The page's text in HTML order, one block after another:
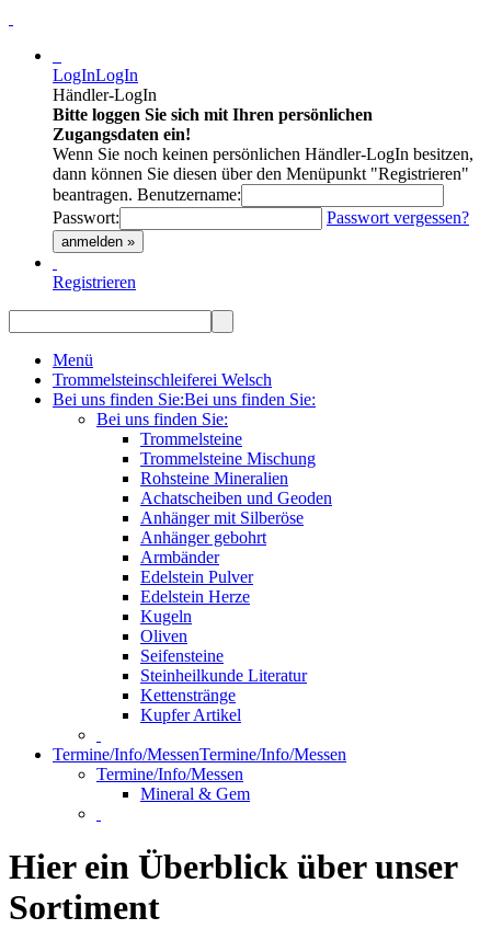
LogInLogIn
Händler-LogIn
Bitte loggen Sie sich mit Ihren persönlichen
Zugangsdaten ein!
Wenn Sie noch keinen persönlichen Händler-LogIn besitzen,
dann können Sie diesen über den Menüpunkt "Registrieren"
beantragen. Benutzername:
Passwort:
Passwort vergessen?
anmelden »
Registrieren
Menü
Trommelsteinschleiferei Welsch
Bei uns finden Sie:Bei uns finden Sie:
Bei uns finden Sie:
Trommelsteine
Trommelsteine Mischung
Rohsteine Mineralien
Achatscheiben und Geoden
Anhänger mit Silberöse
Anhänger gebohrt
Armbänder
Edelstein Pulver
Edelstein Herze
Kugeln
Oliven
Seifensteine
Steinheilkunde Literatur
Kettenstränge
Kupfer Artikel
Termine/Info/MessenTermine/Info/Messen
Termine/Info/Messen
Mineral & Gem
Hier ein Überblick über unser
Sortiment